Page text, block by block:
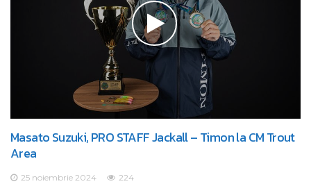
Masato Suzuki, PRO STAFF Jackall – Timon la CM Trout
Area
25 noiembrie 2024 224